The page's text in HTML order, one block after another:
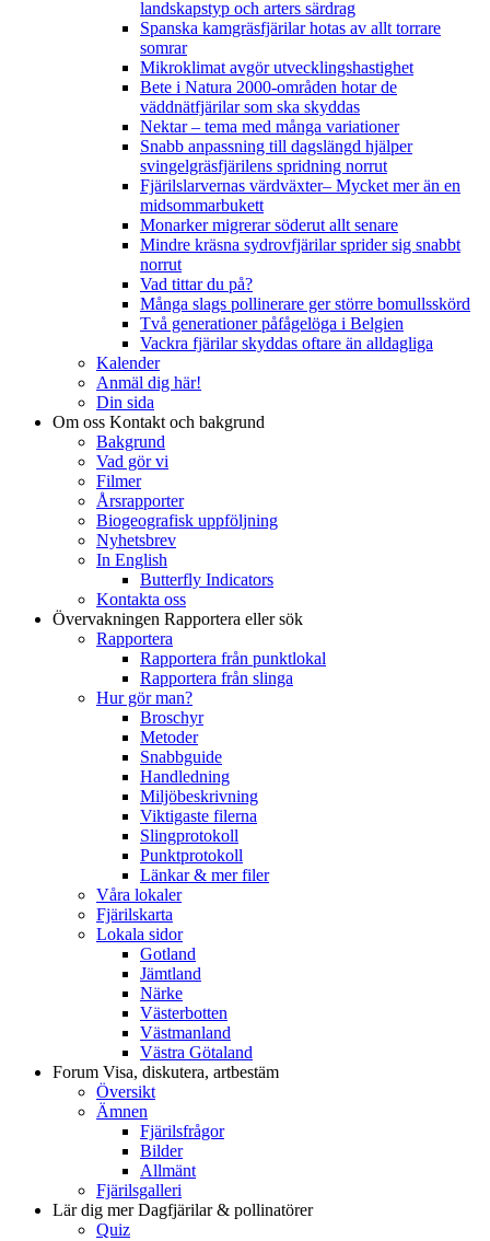
landskapstyp och arters särdrag
Spanska kamgräsfjärilar hotas av allt torrare
somrar
Mikroklimat avgör utvecklingshastighet
Bete i Natura 2000-områden hotar de
väddnätfjärilar som ska skyddas
Nektar – tema med många variationer
Snabb anpassning till dagslängd hjälper
svingelgräsfjärilens spridning norrut
Fjärilslarvernas värdväxter– Mycket mer än en
midsommarbukett
Monarker migrerar söderut allt senare
Mindre kräsna sydrovfjärilar sprider sig snabbt
norrut
Vad tittar du på?
Många slags pollinerare ger större bomullsskörd
Två generationer påfågelöga i Belgien
Vackra fjärilar skyddas oftare än alldagliga
Kalender
Anmäl dig här!
Din sida
Om oss Kontakt och bakgrund
Bakgrund
Vad gör vi
Filmer
Årsrapporter
Biogeografisk uppföljning
Nyhetsbrev
In English
Butterfly Indicators
Kontakta oss
Övervakningen Rapportera eller sök
Rapportera
Rapportera från punktlokal
Rapportera från slinga
Hur gör man?
Broschyr
Metoder
Snabbguide
Handledning
Miljöbeskrivning
Viktigaste filerna
Slingprotokoll
Punktprotokoll
Länkar & mer filer
Våra lokaler
Fjärilskarta
Lokala sidor
Gotland
Jämtland
Närke
Västerbotten
Västmanland
Västra Götaland
Forum Visa, diskutera, artbestäm
Översikt
Ämnen
Fjärilsfrågor
Bilder
Allmänt
Fjärilsgalleri
Lär dig merDagfjärilar & pollinatörer
Quiz